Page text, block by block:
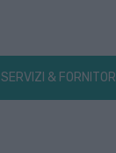
SERVIZI & FORNITORI